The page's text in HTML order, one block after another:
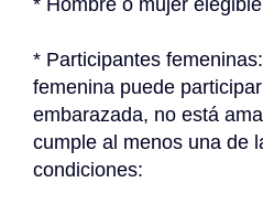
* Hombre o mujer
* Participantes
femenina puede
embarazada, no está
cumple al menos una de
condiciones: